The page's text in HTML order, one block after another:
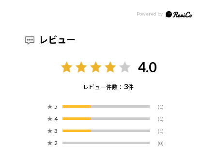
レビュー
4.0
レビュー件数： 3件
★ 5 (1)
★ 4 (1)
★ 3 (1)
★ 2 (0)